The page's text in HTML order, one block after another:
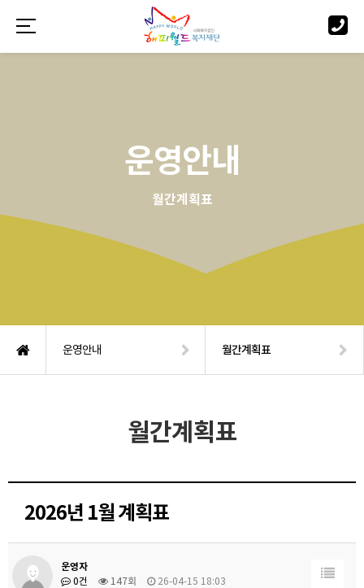
운영안내
월간계획표
운영안내 월간계획표
월간계획표
2026년 1월 계획표
운영자
0건
147회 26-04-15 18:03